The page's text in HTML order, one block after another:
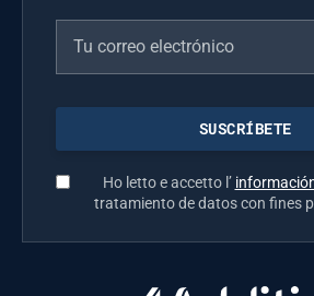
Ho letto e accetto l’
tratamiento de datos con fines